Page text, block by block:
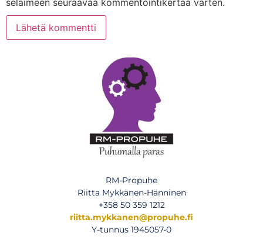
RM-Propuhe
Riitta Mykkänen-Hänninen
+358 50 359 1212
riitta.mykkanen@propuhe.fi
Y-tunnus 1945057-0